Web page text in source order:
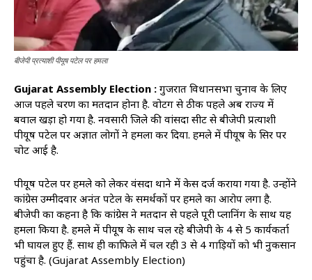
बीजेपी प्रत्याशी पीयूष पटेल पर हमला
Gujarat Assembly Election : गुजरात विधानसभा चुनाव के लिए
आज पहले चरण का मतदान होना है. वोटिंग से ठीक पहले अब राज्य में
बवाल खड़ा हो गया है. नवसारी जिले की वांसदा सीट से बीजेपी प्रत्याशी
पीयूष पटेल पर अज्ञात लोगों ने हमला कर दिया. हमले में पीयूष के सिर पर
चोट आई है.
पीयूष पटेल पर हमले को लेकर वंसदा थाने में केस दर्ज कराया गया है. उन्होंने
कांग्रेस उम्मीदवार अनंत पटेल के समर्थकों पर हमले का आरोप लगा है.
बीजेपी का कहना है कि कांग्रेस ने मतदान से पहले पूरी प्लानिंग के साथ यह
हमला किया है. हमले में पीयूष के साथ चल रहे बीजेपी के 4 से 5 कार्यकर्ता
भी घायल हुए हैं. साथ ही काफिले में चल रही 3 से 4 गाड़ियों को भी नुकसान
पहुंचा है. (Gujarat Assembly Election)